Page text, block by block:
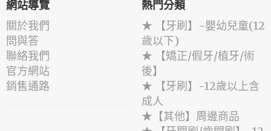
網站導覽
關於我們
問與答
聯絡我們
官方網站
銷售通路
熱門分類
★ 【牙刷】-嬰幼兒童(12
歲以下)
★ 【矯正/假牙/植牙/術
後】
★ 【牙刷】-12歲以上含
成人
★【其他】周邊商品